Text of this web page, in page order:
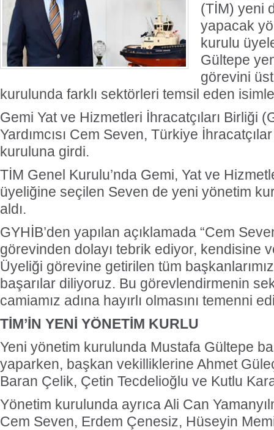
(TİM) yeni
yapacak
kurulu
Gültepe
görevini
kurulunda farklı sektörleri temsil eden
Gemi Yat ve Hizmetleri İhracatçıları Birliği
Yardımcısı Cem Seven, Türkiye
kuruluna girdi.
TİM Genel Kurulu’nda Gemi, Yat ve
üyeliğine seçilen Seven de yeni yönetim
aldı.
GYHİB’den yapılan açıklamada “Cem
görevinden dolayı tebrik ediyor, kendisine
Üyeliği görevine getirilen tüm
başarılar diliyoruz. Bu görevlendirmenin
camiamız adına hayırlı olmasını temenni
TİM’İN YENİ YÖNETİM KURLU
Yeni yönetim kurulunda Mustafa Gültepe
yaparken, başkan vekilliklerine Ahmet
Baran Çelik, Çetin Tecdelioğlu ve Kutlu
Yönetim kurulunda ayrıca Ali Can
Cem Seven, Erdem Çenesiz, Hüseyin